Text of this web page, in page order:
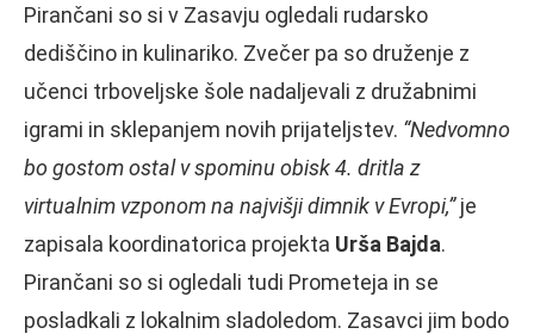
Pirančani so si v Zasavju ogledali rudarsko
dediščino in kulinariko. Zvečer pa so druženje z
učenci trboveljske šole nadaljevali z družabnimi
igrami in sklepanjem novih prijateljstev. “Nedvomno
bo gostom ostal v spominu obisk 4. dritla z
virtualnim vzponom na najvišji dimnik v Evropi,”je
zapisala koordinatorica projekta Urša Bajda.
Pirančani so si ogledali tudi Prometeja in se
posladkali z lokalnim sladoledom. Zasavci jim bodo